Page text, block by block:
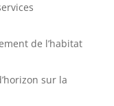
de l’habitat
sur la